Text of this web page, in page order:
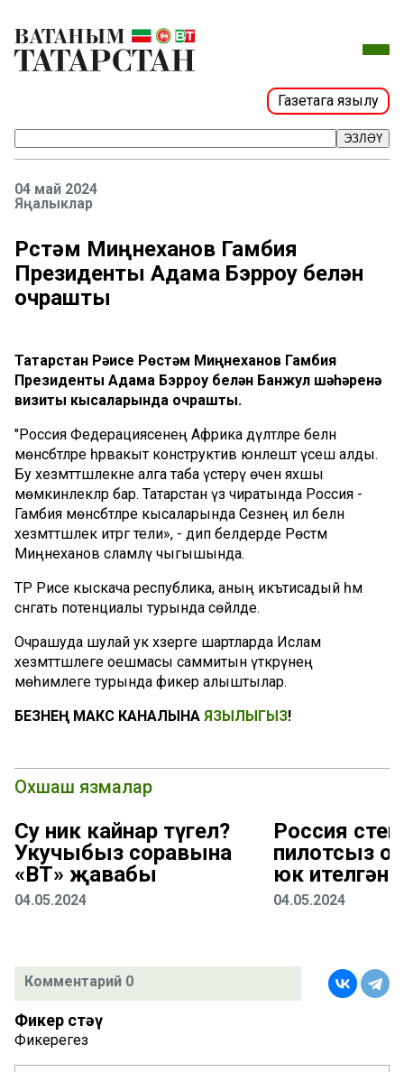
Газетага язылу
ЭЗЛӘҮ
04 май 2024
Яңалыклар
Рөстәм Миңнеханов Гамбия
Президенты Адама Бэрроу белән
очрашты
Татарстан Рәисе Рөстәм Миңнеханов Гамбия
Президенты Адама Бэрроу белән Банжул шәһәренә
визиты кысаларында очрашты.
"Россия Федерациясенең Африка дәүләтләре белән
мөнәсәбәтләре һәрвакыт конструктив юнәлештә үсеш алды.
Бу хезмәттәшлекне алга таба үстерү өчен яхшы
мөмкинлекләр бар. Татарстан үз чиратында Россия -
Гамбия мөнәсәбәтләре кысаларында Сезнең ил белән
хезмәттәшлек итәргә тели», - дип белдерде Рөстәм
Миңнеханов сәламләү чыгышында.
ТР Рәисе кыскача республика, аның икътисадый һәм
сәнәгать потенциалы турында сөйләде.
Очрашуда шулай ук хәзерге шартларда Ислам
хезмәттәшлеге оешмасы саммитын үткәрүнең
мөһимлеге турында фикер алыштылар.
БЕЗНЕҢ МАКС КАНАЛЫНА ЯЗЫЛЫГЫЗ!
Охшаш язмалар
Су ник кайнар түгел?
Укучыбыз соравына
«ВТ» җавабы
04.05.2024
Россия
пилотсыз
юк ителгән
04.05.2024
Комментарий 0
Фикер өстәү
Фикерегез